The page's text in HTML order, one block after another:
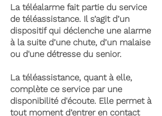
La téléalarme fait partie du service
de téléassistance. Il s’agit d’un
dispositif qui déclenche une alarme
à la suite d’une chute, d’un malaise
ou d'une détresse du senior.
La téléassistance, quant à elle,
complète ce service par une
disponibilité d'écoute. Elle permet à
tout moment d’entrer en contact